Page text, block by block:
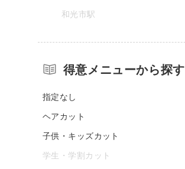
和光市駅
得意メニューから探す
指定なし
ヘアカット
子供・キッズカット
学生・学割カット